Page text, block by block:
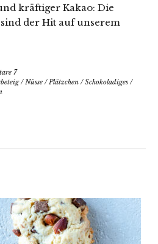
kräftiger Kakao: Die
der Hit auf unserem
7
/Nüsse /Plätzchen /Schokoladiges /